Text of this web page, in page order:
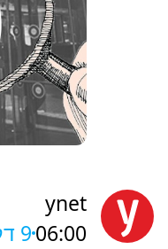
ynet
06:009 דקות